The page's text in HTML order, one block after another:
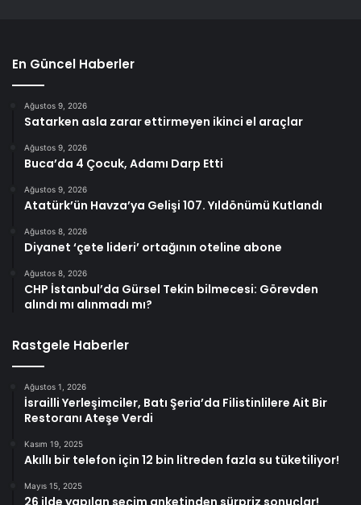
En Güncel Haberler
Ağustos 9, 2026
Satarken asla zarar ettirmeyen ikinci el araçlar
Ağustos 9, 2026
Buca’da 4 Çocuk, Adamı Darp Etti
Ağustos 9, 2026
Atatürk’ün Havza’ya Gelişi 107. Yıldönümü Kutlandı
Ağustos 8, 2026
Diyanet ‘çete lideri’ ortağının oteline abone
Ağustos 8, 2026
CHP İstanbul’da Gürsel Tekin bilmecesi: Görevden
alındı mı alınmadı mı?
Rastgele Haberler
Ağustos 1, 2026
İsrailli Yerleşimciler, Batı Şeria’da Filistinlilere Ait Bir
Restoranı Ateşe Verdi
Kasım 19, 2025
Akıllı bir telefon için 12 bin litreden fazla su tüketiliyor!
Mayıs 15, 2025